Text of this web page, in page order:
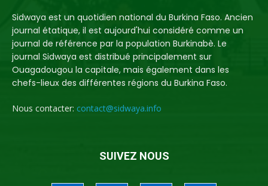
Sidwaya est un quotidien national du Burkina Faso. Ancien
journal étatique, il est aujourd'hui considéré comme un
journal de référence par la population Burkinabè. Le
journal Sidwaya est distribué principalement sur
Ouagadougou la capitale, mais également dans les
chefs-lieux des différentes régions du Burkina Faso.
Nous contacter: contact@sidwaya.info
SUIVEZ NOUS